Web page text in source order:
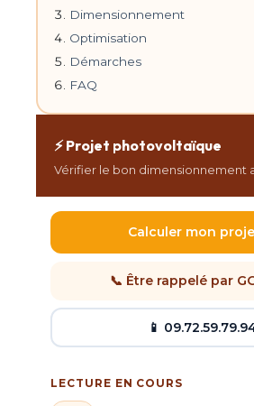
Dimensionnement
Optimisation
Démarches
FAQ
⚡ Projet photovoltaïque
Vérifier le bon dimensionnement
Calculer mon
📞 Être rappelé par
📱
LECTURE EN COURS